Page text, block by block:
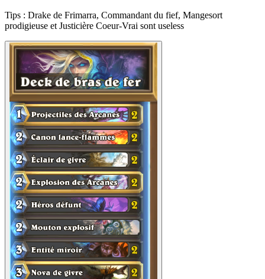
Tips : Drake de Frimarra, Commandant du fief, Mangesort
prodigieuse et Justicière Coeur-Vrai sont useless